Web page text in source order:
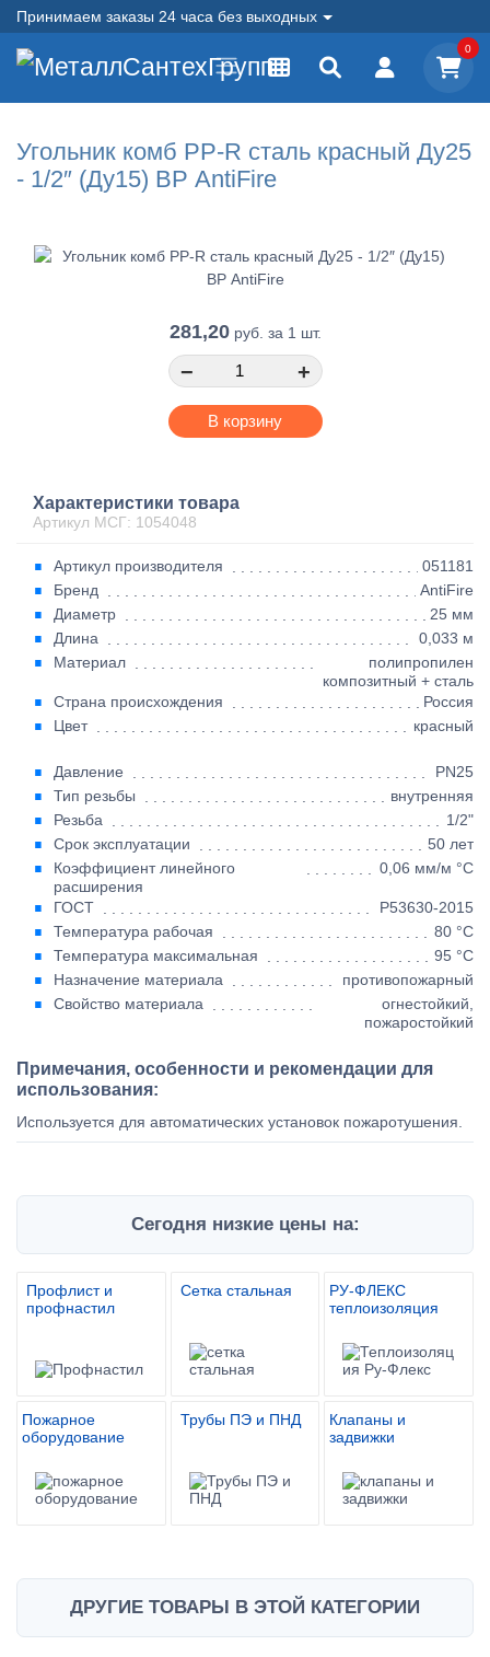
Принимаем заказы 24 часа без выходных
0
Угольник комб PP-R сталь красный Ду25
- 1/2″ (Ду15) ВР AntiFire
281,20руб. за 1 шт.
− +
В корзину
Характеристики товара
Артикул МСГ: 1054048
Артикул производителя
051181
Бренд
AntiFire
Диаметр
25 мм
Длина
0,033 м
Материал
полипропилен
композитный + сталь
Страна происхождения
Россия
Цвет
красный
Давление
PN25
Тип резьбы
внутренняя
Резьба
1/2"
Срок эксплуатации
50 лет
Коэффициент линейного
расширения
0,06 мм/м °С
ГОСТ
Р53630-2015
Температура рабочая
80 °С
Температура максимальная
95 °С
Назначение материала
противопожарный
Свойство материала
огнестойкий,
пожаростойкий
Примечания, особенности и рекомендации для
использования:
Используется для автоматических установок пожаротушения.
Сегодня низкие цены на:
Профлист и
профнастил
Сетка стальная
РУ-ФЛЕКС
теплоизоляция
Пожарное
оборудование
Трубы ПЭ и ПНД
Клапаны и
задвижки
ДРУГИЕ ТОВАРЫ В ЭТОЙ КАТЕГОРИИ